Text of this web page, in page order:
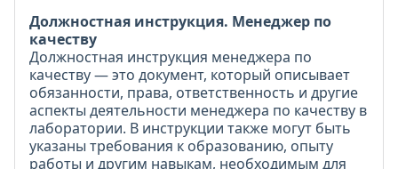
Должностная инструкция. Менеджер по
качеству
Должностная инструкция менеджера по
качеству — это документ, который описывает
обязанности, права, ответственность и другие
аспекты деятельности менеджера по качеству в
лаборатории. В инструкции также могут быть
указаны требования к образованию, опыту
работы и другим навыкам, необходимым для